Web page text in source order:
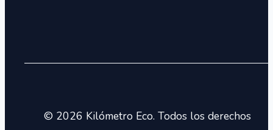
© 2026 Kilómetro Eco. Todos los derechos